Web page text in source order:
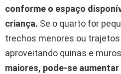
conforme o espaço
criança. Se o quarto for
trechos menores ou
aproveitando quinas e
maiores, pode-se aumentar